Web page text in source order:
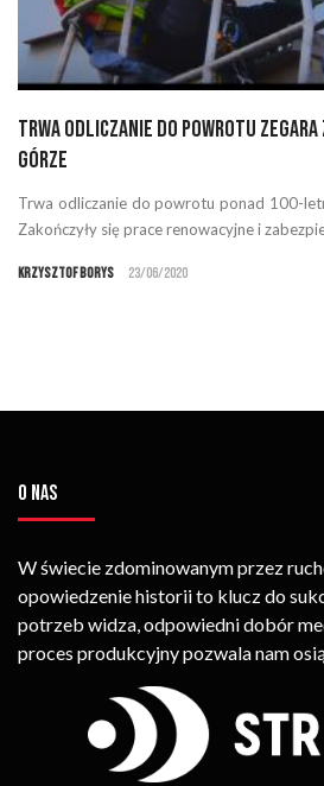
Trwa odliczanie do powrotu zegara
Górze
Trwa odliczanie do powrotu ponad 100-
Zakończyły się prace renowacyjne i
Krzysztof Borys 23/06/2020
O NAS
W świecie zdominowanym przez
opowiedzenie historii to klucz do
potrzeb widza, odpowiedni dobór
proces produkcyjny pozwala nam